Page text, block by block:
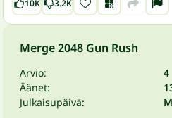
10K 3.2K
Merge 2048 Gun Rush
Arvio:
4
Äänet:
Julkaisupäivä: